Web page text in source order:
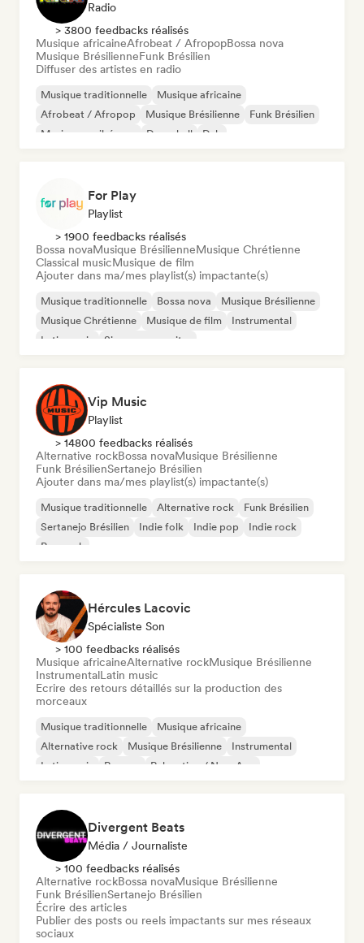
Radio
> 3800 feedbacks réalisés
Musique africaineAfrobeat / AfropopBossa nova
Musique BrésilienneFunk Brésilien
Diffuser des artistes en radio
Musique traditionnelle
Musique africaine
Afrobeat / Afropop
Musique Brésilienne
Funk Brésilien
Musique caribéenne
Dancehall Dub
For Play
Playlist
> 1900 feedbacks réalisés
Bossa novaMusique BrésilienneMusique Chrétienne
Classical musicMusique de film
Ajouter dans ma/mes playlist(s) impactante(s)
Musique traditionnelle Bossa nova
Musique Brésilienne
Musique Chrétienne
Musique de film
Instrumental
Latin music
Singer-songwriter
Vip Music
Playlist
> 14800 feedbacks réalisés
Alternative rockBossa novaMusique Brésilienne
Funk BrésilienSertanejo Brésilien
Ajouter dans ma/mes playlist(s) impactante(s)
Musique traditionnelle Alternative rock
Funk Brésilien
Sertanejo Brésilien
Indie folk Indie pop
Indie rock
Pop rock
Hércules Lacovic
Spécialiste Son
> 100 feedbacks réalisés
Musique africaineAlternative rockMusique Brésilienne
InstrumentalLatin music
Ecrire des retours détaillés sur la production des
morceaux
Musique traditionnelle
Musique africaine
Alternative rock
Musique Brésilienne
Instrumental
Latin music
Reggae Relaxation / New Age
Divergent Beats
Média / Journaliste
> 100 feedbacks réalisés
Alternative rockBossa novaMusique Brésilienne
Funk BrésilienSertanejo Brésilien
Écrire des articles
Publier des posts ou reels impactants sur mes réseaux
sociaux